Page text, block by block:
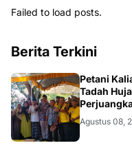
Failed to load posts.
Berita Terkini
Petani
Tadah
Agustus 08,